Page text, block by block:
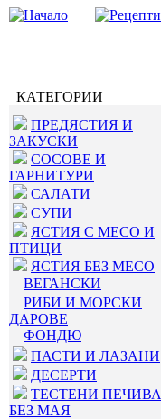
КАТЕГОРИИ
ПРЕДЯСТИЯ И
ЗАКУСКИ
СОСОВЕ И
ГАРНИТУРИ
САЛАТИ
СУПИ
ЯСТИЯ С МЕСО И
ПТИЦИ
ЯСТИЯ БЕЗ МЕСО
ВЕГАНСКИ
РИБИ И МОРСКИ
ДАРОВЕ
ФОНДЮ
ПАСТИ И ЛАЗАНИ
ДЕСЕРТИ
ТЕСТЕНИ ПЕЧИВА
БЕЗ МАЯ